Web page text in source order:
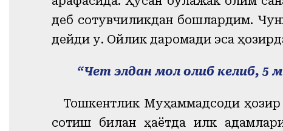
деб сотувчиликдан бошлардим.
дейди у. Ойлик даромади эса
“Чет элдан мол олиб келиб, 5
Тошкентлик Муҳаммадсодиқ
сотиш билан ҳаётда илк